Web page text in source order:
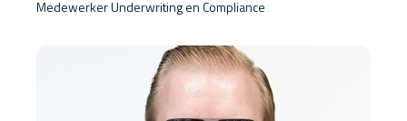
Medewerker Underwriting en Compliance